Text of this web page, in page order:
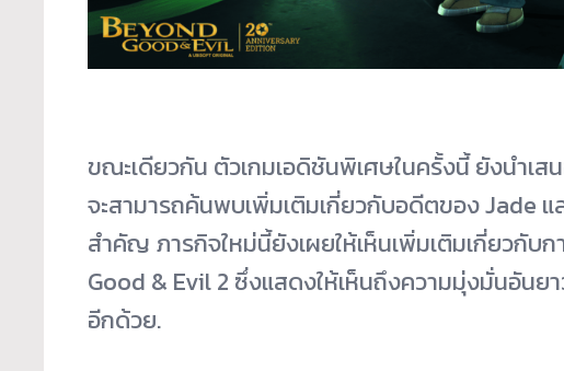
ขณะเดียวกัน ตัวเกมเอดิชันพิเศษในครั้งนี้ ยังนำเ
จะสามารถค้นพบเพิ่มเติมเกี่ยวกับอดีตของ Jade
สำคัญ ภารกิจใหม่นี้ยังเผยให้เห็นเพิ่มเติมเกี่ยวกับก
Good & Evil 2 ซึ่งแสดงให้เห็นถึงความมุ่งมั่นอัน
อีกด้วย.